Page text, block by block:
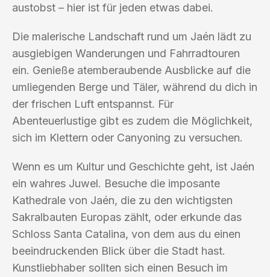
austobst – hier ist für jeden etwas dabei.
Die malerische Landschaft rund um Jaén lädt zu
ausgiebigen Wanderungen und Fahrradtouren
ein. Genieße atemberaubende Ausblicke auf die
umliegenden Berge und Täler, während du dich in
der frischen Luft entspannst. Für
Abenteuerlustige gibt es zudem die Möglichkeit,
sich im Klettern oder Canyoning zu versuchen.
Wenn es um Kultur und Geschichte geht, ist Jaén
ein wahres Juwel. Besuche die imposante
Kathedrale von Jaén, die zu den wichtigsten
Sakralbauten Europas zählt, oder erkunde das
Schloss Santa Catalina, von dem aus du einen
beeindruckenden Blick über die Stadt hast.
Kunstliebhaber sollten sich einen Besuch im